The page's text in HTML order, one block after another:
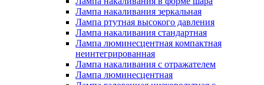
Лампа накаливания зеркальная
Лампа ртутная высокого давления
Лампа накаливания стандартная
Лампа люминесцентная компактная
неинтегрированная
Лампа накаливания с отражателем
Лампа люминесцентная